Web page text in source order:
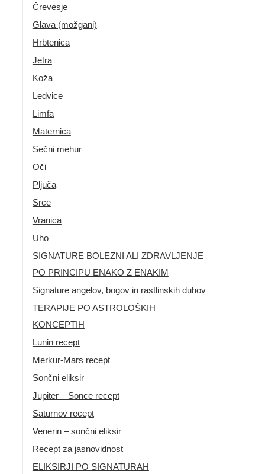
Črevesje
Glava (možgani)
Hrbtenica
Jetra
Koža
Ledvice
Limfa
Maternica
Sečni mehur
Oči
Pljuča
Srce
Vranica
Uho
SIGNATURE BOLEZNI ALI ZDRAVLJENJE
PO PRINCIPU ENAKO Z ENAKIM
Signature angelov, bogov in rastlinskih duhov
TERAPIJE PO ASTROLOŠKIH
KONCEPTIH
Lunin recept
Merkur-Mars recept
Sončni eliksir
Jupiter – Sonce recept
Saturnov recept
Venerin – sončni eliksir
Recept za jasnovidnost
ELIKSIRJI PO SIGNATURAH